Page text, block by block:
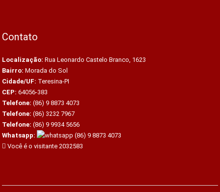
Contato
Localização: Rua Leonardo Castelo Branco, 1623
Bairro: Morada do Sol
Cidade/UF: Teresina-PI
CEP: 64056-383
Telefone: (86) 9 8873 4073
Telefone: (86) 3232 7967
Telefone: (86) 9 9934 5656
Whatsapp:
(86) 9 8873 4073
Você é o visitante 2032583